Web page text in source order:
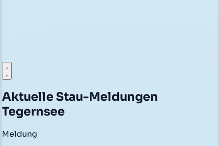
Aktuelle Stau-Meldungen
Tegernsee
Meldung